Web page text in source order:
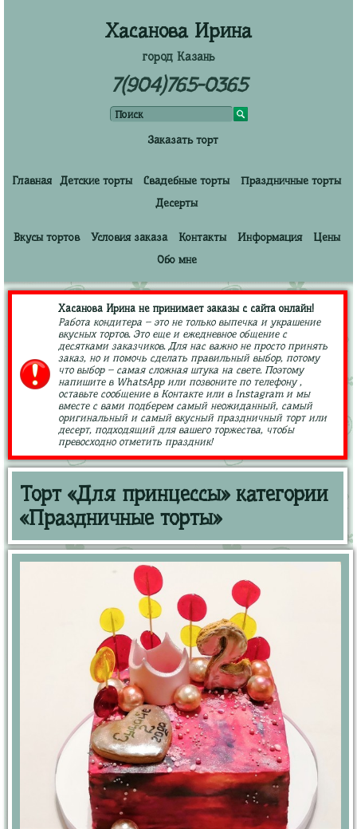
Хасанова Ирина
город Казань
7(904)765-0365
Заказать торт
Главная Детские торты Свадебные торты
Праздничные торты
Десерты
Вкусы тортов Условия заказа Контакты Информация
Цены
Обо мне
Хасанова Ирина не принимает заказы с сайта онлайн!
Работа кондитера – это не только выпечка и украшение
вкусных тортов. Это еще и ежедневное общение с
десятками заказчиков. Для нас важно не просто принять
заказ, но и помочь сделать правильный выбор, потому
что выбор – самая сложная штука на свете. Поэтому
напишите в WhatsApp или позвоните по телефону ,
оставьте сообщение в Контакте или в Instagram и мы
вместе с вами подберем самый неожиданный, самый
оригинальный и самый вкусный праздничный торт или
десерт, подходящий для вашего торжества, чтобы
превосходно отметить праздник!
Торт «Для принцессы» категории
«Праздничные торты»